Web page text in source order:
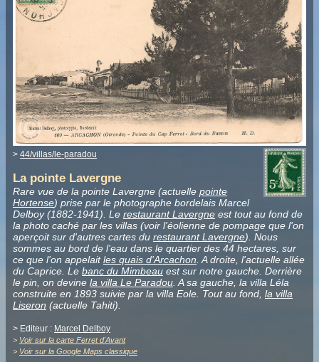
> 44/villas/le-paradou
La pointe Lavergne
Rare vue de la pointe Lavergne (actuelle pointe
Hortense) prise par le photographe bordelais Marcel
Delboy (1882-1941). Le restaurant Lavergne est tout au fond de
la photo caché par les villas (voir l'éolienne de pompage que l'on
aperçoit sur d'autres cartes du restaurant Lavergne). Nous
sommes au bord de l'eau dans le quartier des 44 hectares, sur
ce que l'on appelaitles quais d'Arcachon . A droite, l'actuelle allée
du Caprice. Le banc du Mimbeau est sur notre gauche. Derrière
le pin, on devine la villa Le Paradou . A sa gauche, la villa Léla
construite en 1893 suivie par la villa Eole. Tout au fond, la villa
Liseron (actuelle Tahiti).
> Editeur : Marcel Delboy
> Voir sur la carte Ferret d'Avant
> Voir sur la Google Maps classique